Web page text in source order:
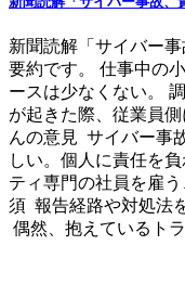
新聞読解「サイバー
要約です。 仕事中の
ースは少なくない。
が起きた際、従業員
んの意見 サイバー事
しい。個人に責任を
ティ専門の社員を雇
須 報告経路や対処法
偶然、抱えているト